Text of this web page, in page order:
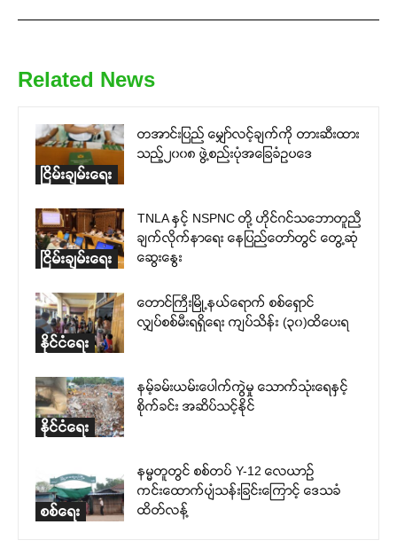
Related News
ငြိမ်းချမ်းရေး
တအာင်းပြည် မျှော်လင့်ချက်ကို တားဆီးထား
သည့်၂၀၀၈ ဖွဲ့စည်းပုံအခြေခံဥပဒေ
ငြိမ်းချမ်းရေး
TNLA နှင့် NSPNC တို့ ဟိုင်ဂင်သဘောတူညီ
ချက်လိုက်နာရေး နေပြည်တော်တွင် တွေ့ဆုံ
ဆွေးနွေး
နိုင်ငံရေး
တောင်ကြီးမြို့နယ်ရောက် စစ်ရှောင်
လျှပ်စစ်မီးရရှိရေး ကျပ်သိန်း (၃၀)ထိပေးရ
နိုင်ငံရေး
နမ့်ခမ်းယမ်းပေါက်ကွဲမှု သောက်သုံးရေနှင့်
စိုက်ခင်း အဆိပ်သင့်နိုင်
စစ်ရေး
နမ္မတူတွင် စစ်တပ် Y-12 လေယာဉ်
ကင်းထောက်ပျံသန်းခြင်းကြောင့် ဒေသခံ
ထိတ်လန့်